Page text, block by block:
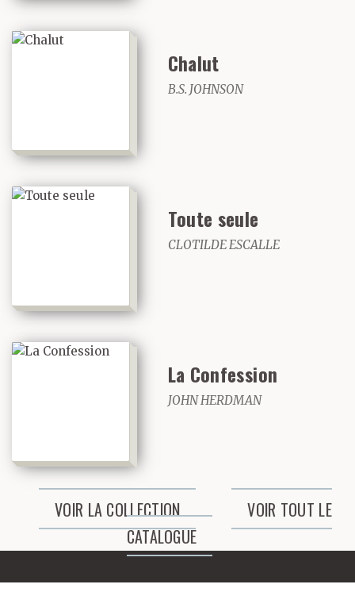
Chalut
B.S. JOHNSON
Toute seule
CLOTILDE ESCALLE
La Confession
JOHN HERDMAN
VOIR LA COLLECTION
VOIR TOUT LE
CATALOGUE